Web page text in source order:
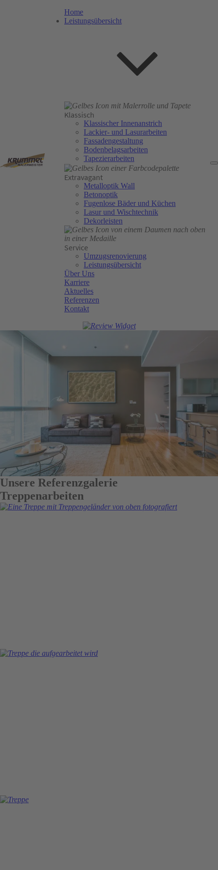
Home
Leistungsübersicht
Klassisch
Klassischer Innenanstrich
Lackier- und Lasurarbeiten
Fassadengestaltung
Bodenbelagsarbeiten
Tapezierarbeiten
Extravagant
Metalloptik Wall
Betonoptik
Fugenlose Bäder und Küchen
Lasur und Wischtechnik
Dekorleisten
Service
Umzugsrenovierung
Leistungsübersicht
Über Uns
Karriere
Aktuelles
Referenzen
Kontakt
Unsere Referenzgalerie
Treppenarbeiten